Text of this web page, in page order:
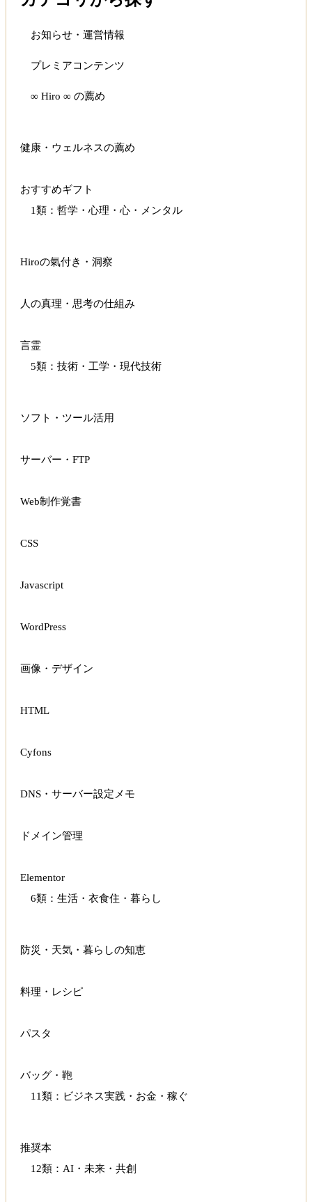
お知らせ・運営情報
プレミアコンテンツ
∞ Hiro ∞ の薦め
健康・ウェルネスの薦め
おすすめギフト
1類：哲学・心理・心・メンタル
Hiroの氣付き・洞察
人の真理・思考の仕組み
言霊
5類：技術・工学・現代技術
ソフト・ツール活用
サーバー・FTP
Web制作覚書
CSS
Javascript
WordPress
画像・デザイン
HTML
Cyfons
DNS・サーバー設定メモ
ドメイン管理
Elementor
6類：生活・衣食住・暮らし
防災・天気・暮らしの知恵
料理・レシピ
パスタ
バッグ・鞄
11類：ビジネス実践・お金・稼ぐ
推奨本
12類：AI・未来・共創